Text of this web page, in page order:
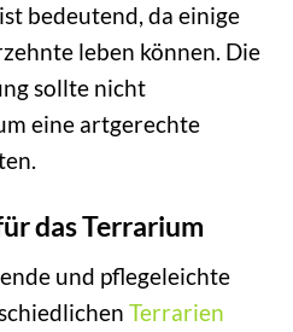
bedeutend, da einige
leben können. Die
sollte nicht
eine artgerechte
das Terrarium
und pflegeleichte
Terrarien